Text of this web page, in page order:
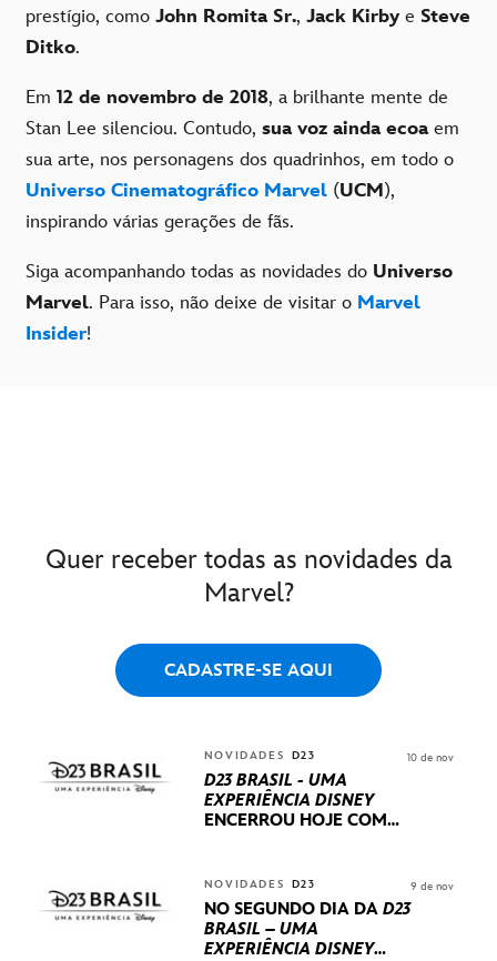
prestígio, como John Romita Sr., Jack Kirby e Steve
Ditko.
Em 12 de novembro de 2018, a brilhante mente de
Stan Lee silenciou. Contudo, sua voz ainda ecoa em
sua arte, nos personagens dos quadrinhos, em todo o
Universo Cinematográfico Marvel (UCM),
inspirando várias gerações de fãs.
Siga acompanhando todas as novidades do Universo
Marvel. Para isso, não deixe de visitar o Marvel
Insider!
Quer receber todas as novidades da
Marvel?
CADASTRE-SE AQUI
NOVIDADES D23
D23 BRASIL - UMA
EXPERIÊNCIA DISNEY
ENCERROU HOJE COM
INTERNACIONAIS E
PRODUÇÕES BRASILEIRAS
10 de nov
NOVIDADES D23
NO SEGUNDO DIA DA D23
BRASIL – UMA
EXPERIÊNCIA DISNEY
9 de nov